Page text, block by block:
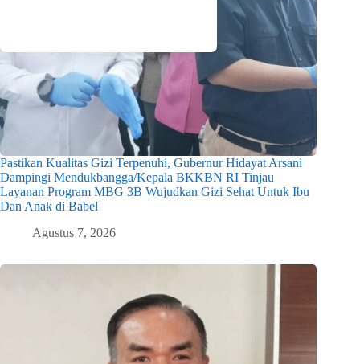
Pastikan Kualitas Gizi Terpenuhi, Gubernur Hidayat Arsani
Dampingi Mendukbangga/Kepala BKKBN RI Tinjau
Layanan Program MBG 3B Wujudkan Gizi Sehat Untuk Ibu
Dan Anak di Babel
Agustus 7, 2026